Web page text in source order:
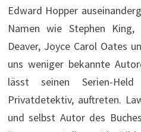
Edward Hopper
Namen wie Stephen King,
Deaver, Joyce Carol Oates
uns weniger bekannte
lässt seinen Serien-
Privatdetektiv, auftreten.
und selbst Autor des